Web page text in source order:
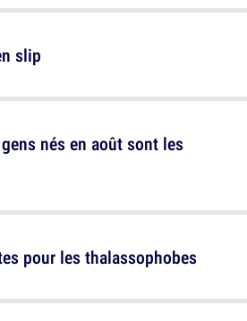
nés en août sont les
slip
pour les thalassophobes